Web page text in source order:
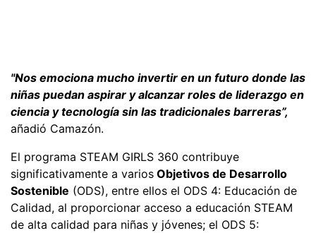
"Nos emociona mucho invertir en un futuro donde las
niñas puedan aspirar y alcanzar roles de liderazgo en
ciencia y tecnología sin las tradicionales barreras”,
añadió Camazón.
El programa STEAM GIRLS 360 contribuye
significativamente a varios Objetivos de Desarrollo
Sostenible (ODS), entre ellos el ODS 4: Educación de
Calidad, al proporcionar acceso a educación STEAM
de alta calidad para niñas y jóvenes; el ODS 5: